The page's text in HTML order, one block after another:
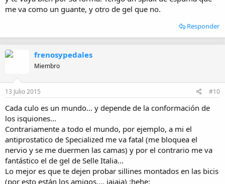
me va como un guante, y otro de gel que no.
Responder
frenosypedales
Miembro
13 Julio 2015 #10
Cada culo es un mundo... y depende de la conformación de
los isquiones...
Contrariamente a todo el mundo, por ejemplo, a mi el
antiprostatico de Specialized me va fatal (me bloquea el
nervio y se me duermen las camas) y por el contrario me va
fantástico el de gel de Selle Italia...
Lo mejor es que te dejen probar sillines montados en las bicis
(por esto están los amigos.... jajaja) :hehe: